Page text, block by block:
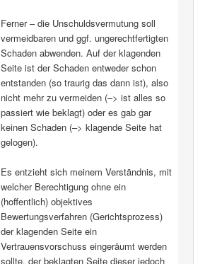
Ferner – die Unschuldsvermutung soll
vermeidbaren und ggf. ungerechtfertigten
Schaden abwenden. Auf der klagenden
Seite ist der Schaden entweder schon
entstanden (so traurig das dann ist), also
nicht mehr zu vermeiden (–> ist alles so
passiert wie beklagt) oder es gab gar
keinen Schaden (–> klagende Seite hat
gelogen).
Es entzieht sich meinem Verständnis, mit
welcher Berechtigung ohne ein
(hoffentlich) objektives
Bewertungsverfahren (Gerichtsprozess)
der klagenden Seite ein
Vertrauensvorschuss eingeräumt werden
sollte, der beklagten Seite dieser jedoch